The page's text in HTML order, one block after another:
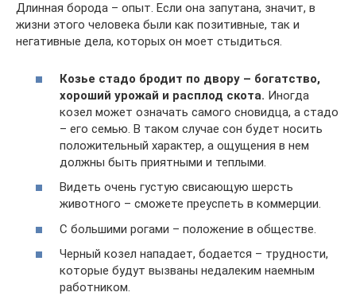
Длинная борода – опыт. Если она запутана, значит, в
жизни этого человека были как позитивные, так и
негативные дела, которых он моет стыдиться.
Козье стадо бродит по двору – богатство,
хороший урожай и расплод скота. Иногда
козел может означать самого сновидца, а стадо
– его семью. В таком случае сон будет носить
положительный характер, а ощущения в нем
должны быть приятными и теплыми.
Видеть очень густую свисающую шерсть
животного – сможете преуспеть в коммерции.
С большими рогами – положение в обществе.
Черный козел нападает, бодается – трудности,
которые будут вызваны недалеким наемным
работником.